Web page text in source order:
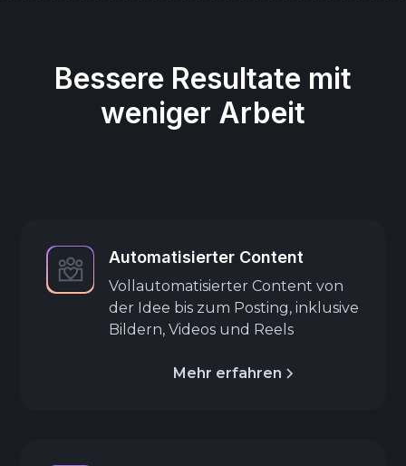
Bessere Resultate mit
weniger Arbeit
Automatisierter Content
Vollautomatisierter Content von
der Idee bis zum Posting, inklusive
Bildern, Videos und Reels
Mehr erfahren